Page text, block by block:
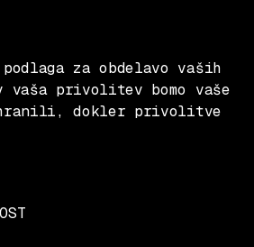
za obdelavo vaših
vaša privolitev bomo vaše
hranili, dokler privolitve